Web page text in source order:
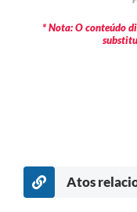
* Nota: O conteúdo
Atos